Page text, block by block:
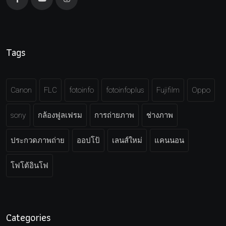
Tags
Canon FLC fotoinfo fotoinfoplus Fujifilm Oppo
sony กล้องฟูลเฟรม การถ่ายภาพ ช่างภาพ
ประกวดภาพถ่าย ออปโป้ เลนส์ใหม่ แคนนอน
โฟโต้อินโฟ
Categories